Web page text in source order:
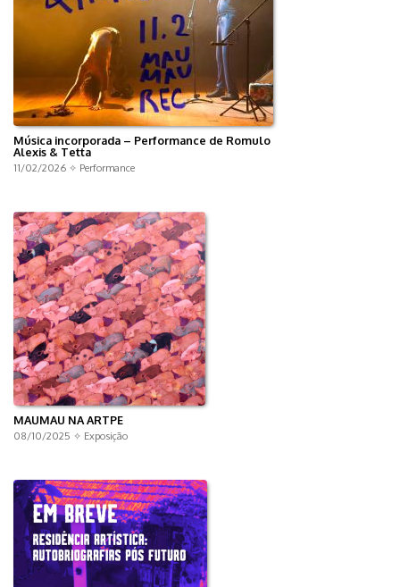
Música incorporada – Performance de Romulo
Alexis & Tetta
11/02/2026 ✧ Performance
MAUMAU NA ARTPE
08/10/2025 ✧ Exposição